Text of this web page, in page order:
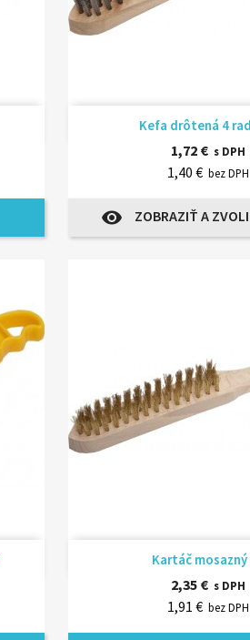
Kefa drôtená 4
1,72 € s DPH
1,40 € bez DPH
visibility ZOBRAZIŤ A
Rýchly
Kartáč mosazný
2,35 € s DPH
1,91 € bez DPH
Rýchly